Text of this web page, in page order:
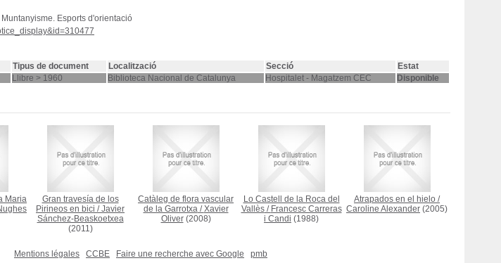
Muntanyisme. Esports d'orientació
Tipus de document Localització Secció
Estat
Llibre > 1960 Biblioteca Nacional de Catalunya Hospitalet - Magatzem CEC Disponible
Maria
Gran travesía de los
Pirineos en bici /Javier
Sánchez-Beaskoetxea
(2011)
Catàleg de flora vascular
de la Garrotxa/Xavier
Oliver(2008)
Lo Castell de la Roca del
Vallès/ Francesc Carreras
i Candi (1988)
Atrapados en el hielo /
Caroline Alexander (2005)
Mentions légales CCBE Faire une recherche avec Google pmb